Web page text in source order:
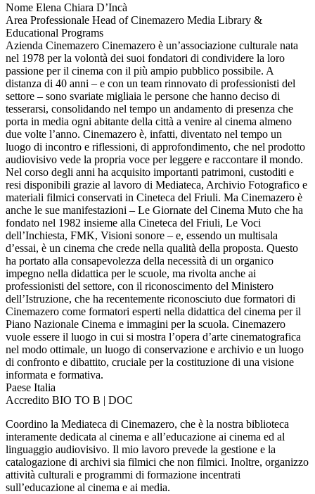
Nome Elena Chiara D’Incà
Area Professionale Head of Cinemazero Media Library &
Educational Programs
Azienda Cinemazero Cinemazero è un’associazione culturale nata
nel 1978 per la volontà dei suoi fondatori di condividere la loro
passione per il cinema con il più ampio pubblico possibile. A
distanza di 40 anni – e con un team rinnovato di professionisti del
settore – sono svariate migliaia le persone che hanno deciso di
tesserarsi, consolidando nel tempo un andamento di presenza che
porta in media ogni abitante della città a venire al cinema almeno
due volte l’anno. Cinemazero è, infatti, diventato nel tempo un
luogo di incontro e riflessioni, di approfondimento, che nel prodotto
audiovisivo vede la propria voce per leggere e raccontare il mondo.
Nel corso degli anni ha acquisito importanti patrimoni, custoditi e
resi disponibili grazie al lavoro di Mediateca, Archivio Fotografico e
materiali filmici conservati in Cineteca del Friuli. Ma Cinemazero è
anche le sue manifestazioni – Le Giornate del Cinema Muto che ha
fondato nel 1982 insieme alla Cineteca del Friuli, Le Voci
dell’Inchiesta, FMK, Visioni sonore – e, essendo un multisala
d’essai, è un cinema che crede nella qualità della proposta. Questo
ha portato alla consapevolezza della necessità di un organico
impegno nella didattica per le scuole, ma rivolta anche ai
professionisti del settore, con il riconoscimento del Ministero
dell’Istruzione, che ha recentemente riconosciuto due formatori di
Cinemazero come formatori esperti nella didattica del cinema per il
Piano Nazionale Cinema e immagini per la scuola. Cinemazero
vuole essere il luogo in cui si mostra l’opera d’arte cinematografica
nel modo ottimale, un luogo di conservazione e archivio e un luogo
di confronto e dibattito, cruciale per la costituzione di una visione
informata e formativa.
Paese Italia
Accredito BIO TO B | DOC
Coordino la Mediateca di Cinemazero, che è la nostra biblioteca
interamente dedicata al cinema e all’educazione ai cinema ed al
linguaggio audiovisivo. Il mio lavoro prevede la gestione e la
catalogazione di archivi sia filmici che non filmici. Inoltre, organizzo
attività culturali e programmi di formazione incentrati
sull’educazione al cinema e ai media.